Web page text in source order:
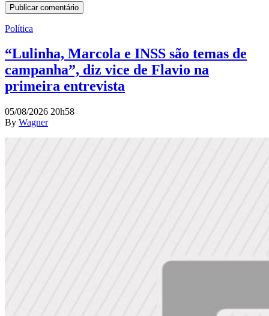
Política
“Lulinha, Marcola e INSS são temas de
campanha”, diz vice de Flavio na
primeira entrevista
05/08/2026 20h58
By Wagner